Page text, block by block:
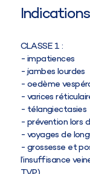
Indications
CLASSE 1 :
impatiences
jambes lourdes
oedème
varices
télangiectasies
prévention lors
voyages de
grossesse et
l’insuffisance